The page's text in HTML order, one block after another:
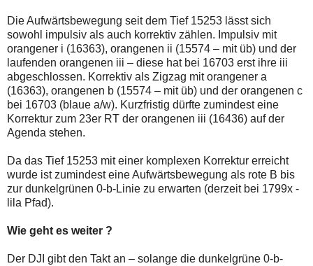
Die Aufwärtsbewegung seit dem Tief 15253 lässt sich
sowohl impulsiv als auch korrektiv zählen. Impulsiv mit
orangener i (16363), orangenen ii (15574 – mit üb) und der
laufenden orangenen iii – diese hat bei 16703 erst ihre iii
abgeschlossen. Korrektiv als Zigzag mit orangener a
(16363), orangenen b (15574 – mit üb) und der orangenen c
bei 16703 (blaue a/w). Kurzfristig dürfte zumindest eine
Korrektur zum 23er RT der orangenen iii (16436) auf der
Agenda stehen.
Da das Tief 15253 mit einer komplexen Korrektur erreicht
wurde ist zumindest eine Aufwärtsbewegung als rote B bis
zur dunkelgrünen 0-b-Linie zu erwarten (derzeit bei 1799x -
lila Pfad).
Wie geht es weiter ?
Der DJI gibt den Takt an – solange die dunkelgrüne 0-b-